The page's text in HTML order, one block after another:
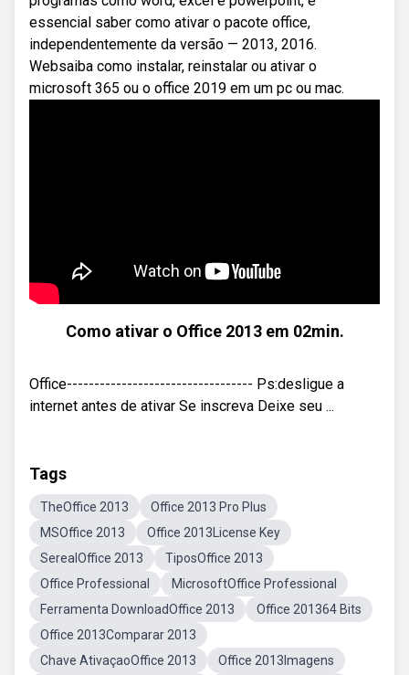
essencial saber como ativar o pacote office,
independentemente da versão — 2013, 2016.
Websaiba como instalar, reinstalar ou ativar o
microsoft 365 ou o office 2019 em um pc ou mac.
Como ativar o Office 2013 em 02min.
Office---------------------------------- Ps:desligue a
internet antes de ativar Se inscreva Deixe seu ...
Tags
TheOffice 2013
Office 2013 Pro Plus
MSOffice 2013
Office 2013License Key
SerealOffice 2013
TiposOffice 2013
Office Professional
MicrosoftOffice Professional
Ferramenta DownloadOffice 2013
Office 201364 Bits
Office 2013Comparar 2013
Chave AtivaçaoOffice 2013
Office 2013Imagens